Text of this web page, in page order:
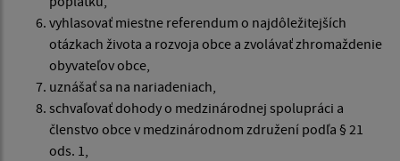
vyhlasovať miestne referendum o najdôležitejších
otázkach života a rozvoja obce a zvolávať zhromaždenie
obyvateľov obce,
uznášať sa na nariadeniach,
schvaľovať dohody o medzinárodnej spolupráci a
členstvo obce v medzinárodnom združení podľa § 21
ods. 1,